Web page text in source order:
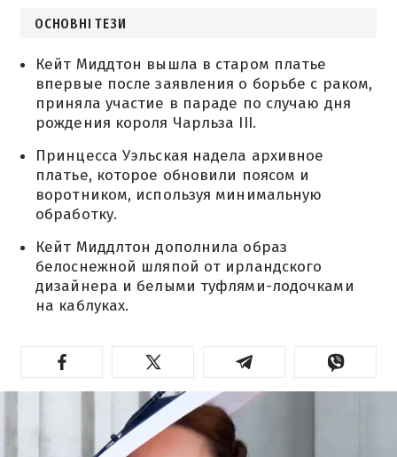
ОСНОВНІ ТЕЗИ
Кейт Миддтон вышла в старом платье
впервые после заявления о борьбе с раком,
приняла участие в параде по случаю дня
рождения короля Чарльза III.
Принцесса Уэльская надела архивное
платье, которое обновили поясом и
воротником, используя минимальную
обработку.
Кейт Миддлтон дополнила образ
белоснежной шляпой от ирландского
дизайнера и белыми туфлями-лодочками
на каблуках.